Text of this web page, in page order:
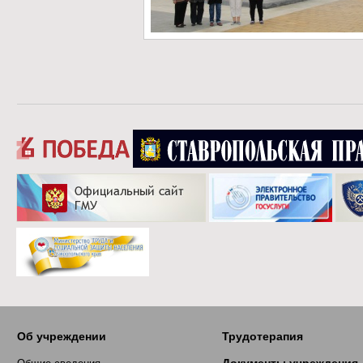
Об учреждении Трудотерапия